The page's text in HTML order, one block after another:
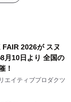
2026が スヌ
月10日より 全国の
！
エイティブプロダクツ